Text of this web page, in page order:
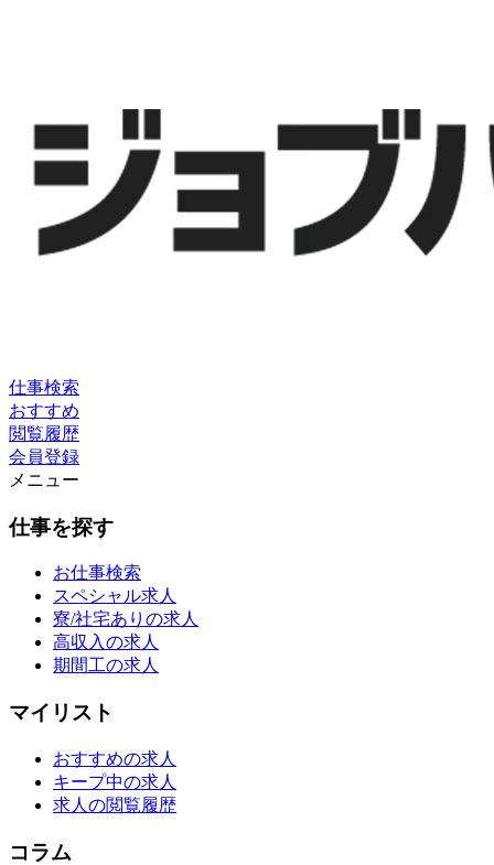
仕事検索
おすすめ
閲覧履歴
会員登録
メニュー
仕事を探す
お仕事検索
スペシャル求人
寮/社宅ありの求人
高収入の求人
期間工の求人
マイリスト
おすすめの求人
キープ中の求人
求人の閲覧履歴
コラム